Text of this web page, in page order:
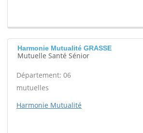
Harmonie Mutualité GRASSE
Mutuelle Santé Sénior
Département: 06
mutuelles
Harmonie Mutualité